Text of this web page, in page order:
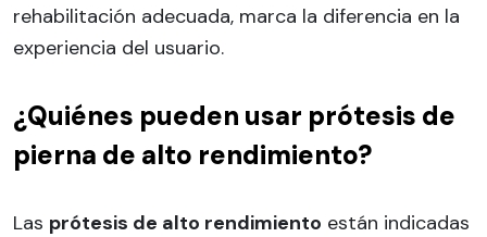
rehabilitación adecuada, marca la diferencia en la
experiencia del usuario.
¿Quiénes pueden usar prótesis de
pierna de alto rendimiento?
Las prótesis de alto rendimiento están indicadas